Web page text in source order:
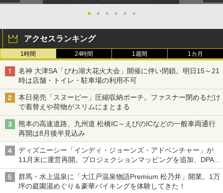
● ● ● ● ● ●
アクセスランキング
1時間 24時間 1週間 1カ月
名神 大津SA「びわ湖大花火大会」開催に伴い閉鎖。明日15～21
時は店舗・トイレ・駐車場の利用不可
本日発売「スヌーピー」圧縮収納ポーチ。ファスナー閉めるだけ
で着替えや荷物がスリムにまとまる
熊本の高速道路、九州道 松橋IC～えびのICなどの一般車両通行
再開は8月後半見込み
ディズニーシー「インディ・ジョーンズ・アドベンチャー」が
11月末に運営再開。プロジェクションマッピングを追加、DPA
は1500円
群馬・水上温泉に「大江戸温泉物語Premium 松乃井」開業。1万
坪の庭園湯めぐり＆豪華バイキングを体験してきた！